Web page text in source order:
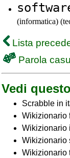
(informatica)
Lista
Parola
Vedi
Scrabble in
Wikizionario
Wikizionario
Wikizionario
Wikizionario